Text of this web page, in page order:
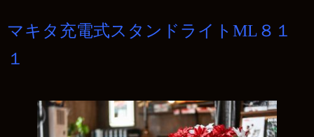
マキタ充電式スタンドライトML８１
１